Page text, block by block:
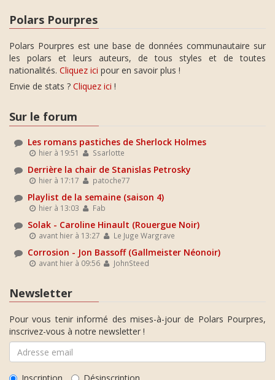
Polars Pourpres
Polars Pourpres est une base de données communautaire sur
les polars et leurs auteurs, de tous styles et de toutes
nationalités. Cliquez ici pour en savoir plus !
Envie de stats ? Cliquez ici !
Sur le forum
Les romans pastiches de Sherlock Holmes
hier à 19:51 Ssarlotte
Derrière la chair de Stanislas Petrosky
hier à 17:17 patoche77
Playlist de la semaine (saison 4)
hier à 13:03 Fab
Solak - Caroline Hinault (Rouergue Noir)
avant hier à 13:27 Le Juge Wargrave
Corrosion - Jon Bassoff (Gallmeister Néonoir)
avant hier à 09:56 JohnSteed
Newsletter
Pour vous tenir informé des mises-à-jour de Polars Pourpres,
inscrivez-vous à notre newsletter !